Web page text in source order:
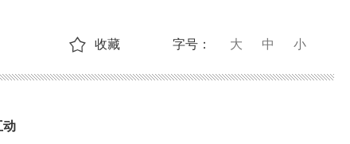
字号： 大 中 小
收藏
动